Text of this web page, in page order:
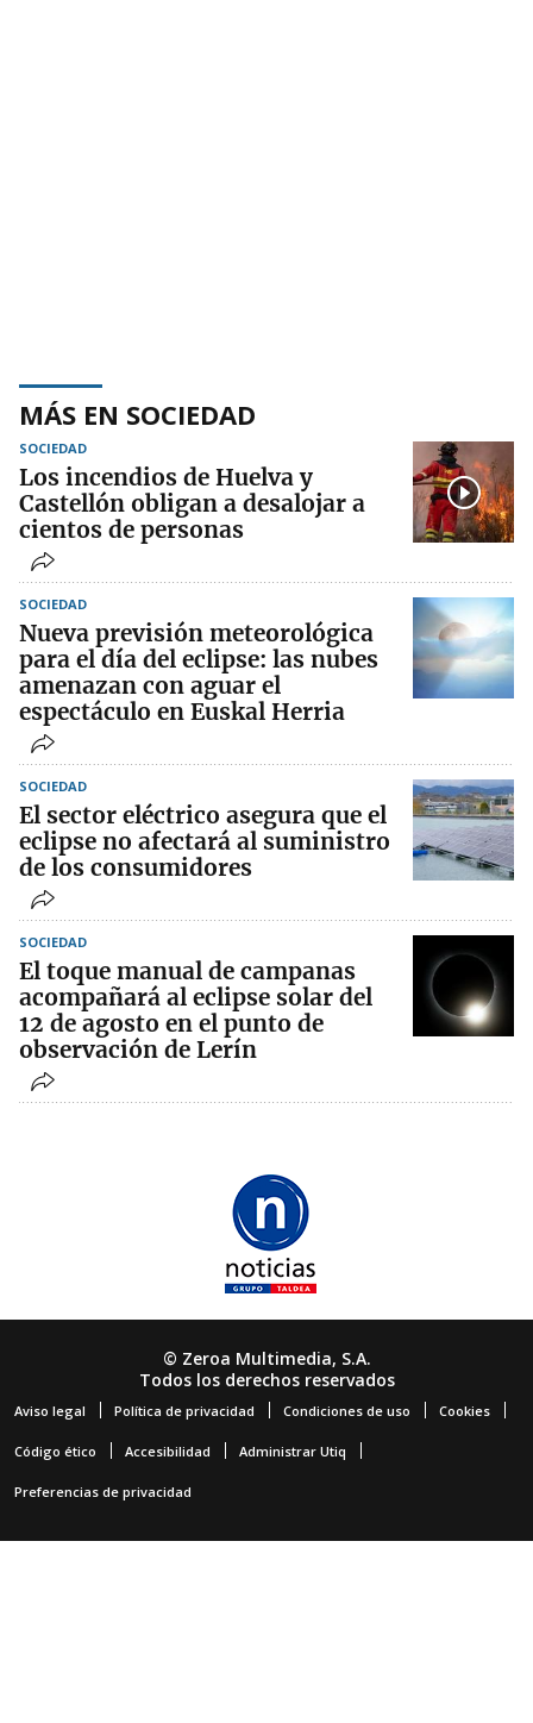
MÁS EN SOCIEDAD
SOCIEDAD
Los incendios de Huelva y
Castellón obligan a desalojar a
cientos de personas
SOCIEDAD
Nueva previsión meteorológica
para el día del eclipse: las nubes
amenazan con aguar el
espectáculo en Euskal Herria
SOCIEDAD
El sector eléctrico asegura que el
eclipse no afectará al suministro
de los consumidores
SOCIEDAD
El toque manual de campanas
acompañará al eclipse solar del
12 de agosto en el punto de
observación de Lerín
© Zeroa Multimedia, S.A.
Todos los derechos reservados
Aviso legal Política de privacidad Condiciones de uso Cookies
Código ético Accesibilidad Administrar Utiq
Preferencias de privacidad